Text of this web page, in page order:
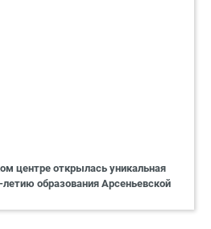
центре открылась уникальная
образования Арсеньевской